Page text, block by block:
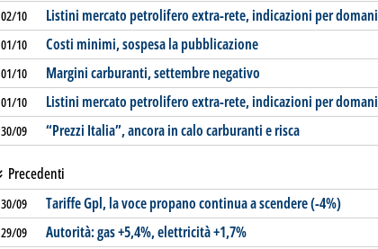
02/10 Listini mercato petrolifero extra-rete, indicazioni per domani
01/10 Costi minimi, sospesa la pubblicazione
01/10 Margini carburanti, settembre negativo
01/10 Listini mercato petrolifero extra-rete, indicazioni per domani
30/09 “Prezzi Italia”, ancora in calo carburanti e risca
Precedenti
30/09 Tariffe Gpl, la voce propano continua a scendere (-4%)
29/09 Autorità: gas +5,4%, elettricità +1,7%